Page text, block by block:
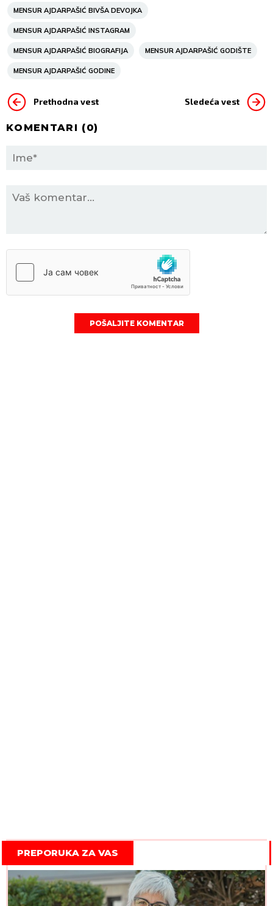
MENSUR AJDARPAŠIĆ BIVŠA DEVOJKA
MENSUR AJDARPAŠIĆ INSTAGRAM
MENSUR AJDARPAŠIĆ BIOGRAFIJA MENSUR AJDARPAŠIĆ GODIŠTE
MENSUR AJDARPAŠIĆ GODINE
Prethodna vest Sledeća vest
KOMENTARI (0)
POŠALJITE KOMENTAR
PREPORUKA ZA VAS